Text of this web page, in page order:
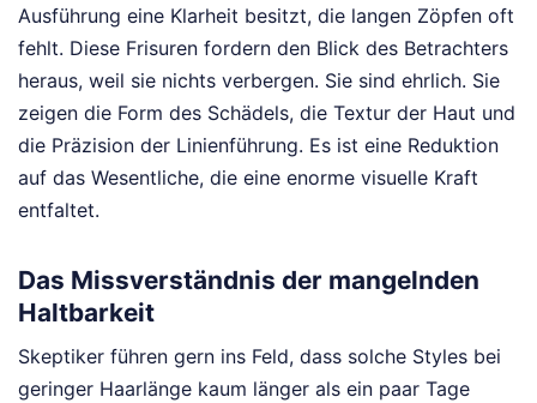
Ausführung eine Klarheit besitzt, die langen Zöpfen oft
fehlt. Diese Frisuren fordern den Blick des Betrachters
heraus, weil sie nichts verbergen. Sie sind ehrlich. Sie
zeigen die Form des Schädels, die Textur der Haut und
die Präzision der Linienführung. Es ist eine Reduktion
auf das Wesentliche, die eine enorme visuelle Kraft
entfaltet.
Das Missverständnis der mangelnden
Haltbarkeit
Skeptiker führen gern ins Feld, dass solche Styles bei
geringer Haarlänge kaum länger als ein paar Tage